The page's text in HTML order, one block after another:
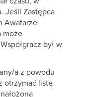
Jeśli Zastępca
Awatarze
może
był w
a z powodu
otrzymać listę